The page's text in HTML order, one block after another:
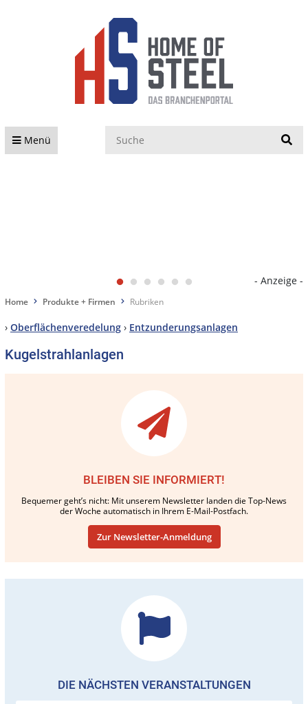
Menü
- Anzeige -
Home Produkte + Firmen Rubriken
› Oberflächenveredelung › Entzunderungsanlagen
Kugelstrahlanlagen
BLEIBEN SIE INFORMIERT!
Bequemer geht’s nicht: Mit unserem Newsletter landen die Top-News
der Woche automatisch in Ihrem E-Mail-Postfach.
Zur Newsletter-Anmeldung
DIE NÄCHSTEN VERANSTALTUNGEN